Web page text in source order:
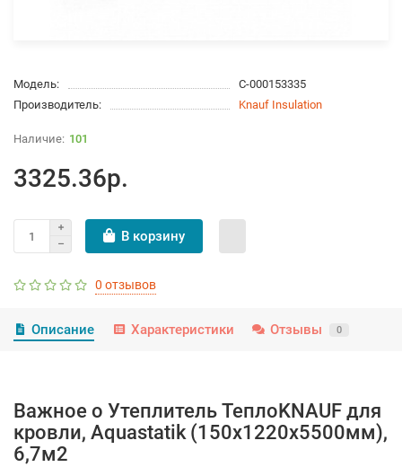
Модель:
С-000153335
Производитель:
Knauf Insulation
101
3325.36р.
В корзину
0 отзывов
Описание Характеристики Отзывы 0
Важное о Утеплитель TeплоKNAUF для
кровли, Aquastatik (150х1220х5500мм),
6,7м2